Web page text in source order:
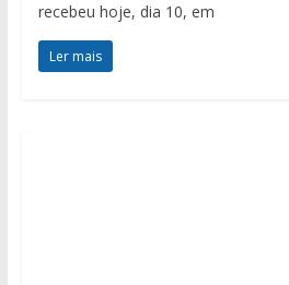
recebeu hoje, dia 10, em
Ler mais